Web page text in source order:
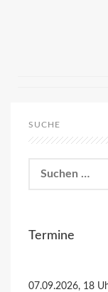
SUCHE
nach:
Termine
07.09.2026, 18